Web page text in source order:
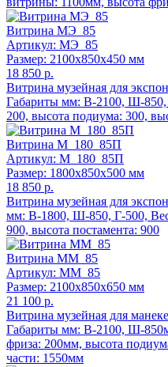
Витрина МЭ_85
Артикул: МЭ_85
Размер: 2100x850x450 мм
18 850 р.
Витрина музейная для
Габариты мм: В-2100, Ш-850,
200, высота подиума: 300,
Витрина М_180_85П
Артикул: М_180_85П
Размер: 1800x850x500 мм
18 850 р.
Витрина музейная для
мм: В-1800, Ш-850, Г-500,
900, высота постамента: 900
Витрина ММ_85
Артикул: ММ_85
Размер: 2100x850x650 мм
21 100 р.
Витрина музейная для
Габариты мм: В-2100, Ш-
фриза: 200мм, высота
части: 1550мм